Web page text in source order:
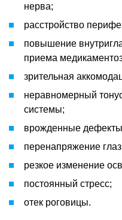
нерва;
расстройство
повышение
приема
зрительная
неравномерный
системы;
врожденные дефекты
перенапряжение
резкое изменение
постоянный стресс;
отек роговицы.